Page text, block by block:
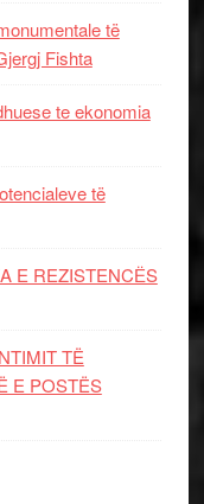
të
Fishta
te ekonomia
të
E REZISTENCЁS
TË
E POSTËS